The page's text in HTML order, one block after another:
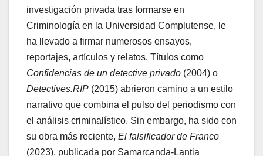
investigación privada tras formarse en
Criminología en la Universidad Complutense, le
ha llevado a firmar numerosos ensayos,
reportajes, artículos y relatos. Títulos como
Confidencias de un detective privado (2004) o
Detectives.RIP (2015) abrieron camino a un estilo
narrativo que combina el pulso del periodismo con
el análisis criminalístico. Sin embargo, ha sido con
su obra más reciente, El falsificador de Franco
(2023), publicada por Samarcanda-Lantia